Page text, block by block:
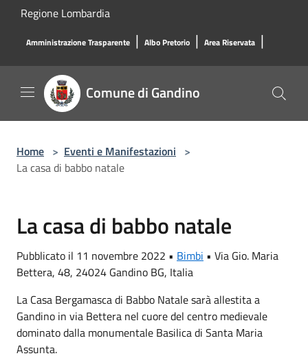
Salta al contenuto principale
Regione Lombardia
Amministrazione Trasparente | Albo Pretorio | Area Riservata |
Comune di Gandino
Home > Eventi e Manifestazioni >
La casa di babbo natale
La casa di babbo natale
Pubblicato il 11 novembre 2022 • Bimbi • Via Gio. Maria
Bettera, 48, 24024 Gandino BG, Italia
La Casa Bergamasca di Babbo Natale sarà allestita a
Gandino in via Bettera nel cuore del centro medievale
dominato dalla monumentale Basilica di Santa Maria
Assunta.